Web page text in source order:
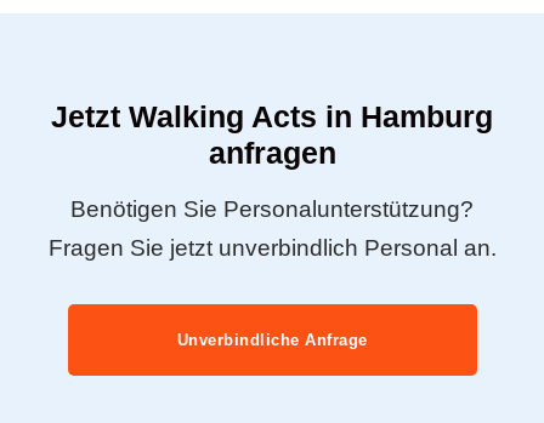
Jetzt Walking Acts in Hamburg
anfragen
Benötigen Sie Personalunterstützung?
Fragen Sie jetzt unverbindlich Personal an.
Unverbindliche Anfrage